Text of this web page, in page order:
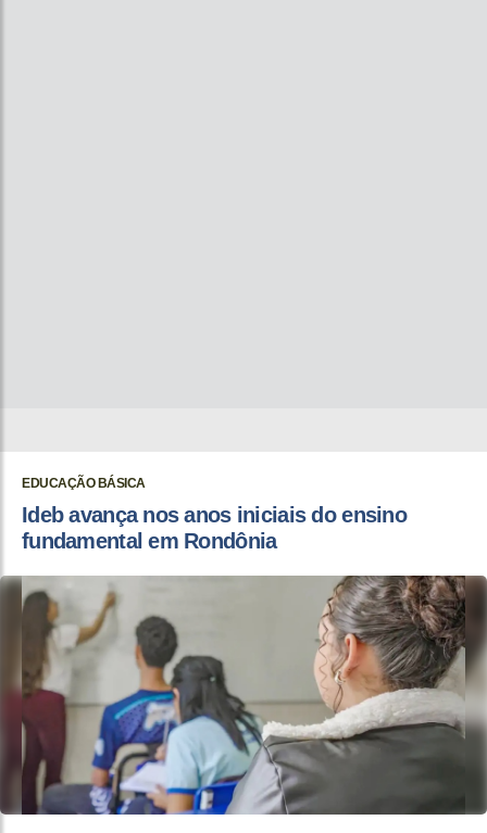
EDUCAÇÃO BÁSICA
Ideb avança nos anos iniciais do ensino
fundamental em Rondônia